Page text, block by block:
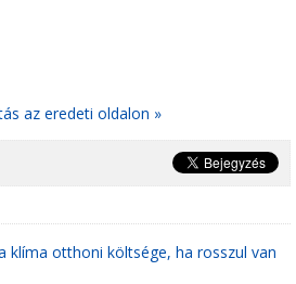
az eredeti oldalon »
klíma otthoni költsége, ha rosszul van